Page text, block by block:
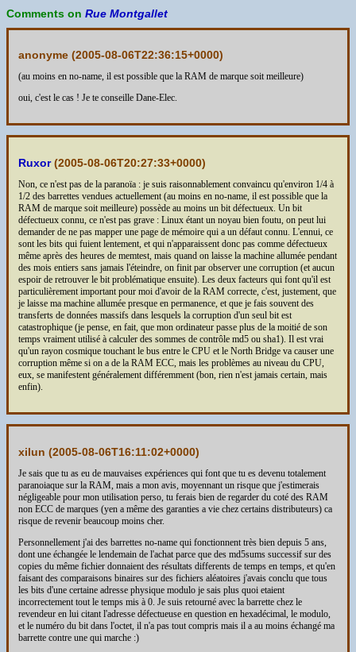
Comments on Rue Montgallet
anonyme (2005-08-06T22:36:15+0000)
(au moins en no-name, il est possible que la RAM de marque soit meilleure)
oui, c'est le cas ! Je te conseille Dane-Elec.
Ruxor(2005-08-06T20:27:33+0000)
Non, ce n'est pas de la paranoïa : je suis raisonnablement convaincu qu'environ 1/4 à
1/2 des barrettes vendues actuellement (au moins en no-name, il est possible que la
RAM de marque soit meilleure) possède au moins un bit défectueux. Un bit
défectueux connu, ce n'est pas grave : Linux étant un noyau bien foutu, on peut lui
demander de ne pas mapper une page de mémoire qui a un défaut connu. L'ennui, ce
sont les bits qui fuient lentement, et qui n'apparaissent donc pas comme défectueux
même après des heures de memtest, mais quand on laisse la machine allumée pendant
des mois entiers sans jamais l'éteindre, on finit par observer une corruption (et aucun
espoir de retrouver le bit problématique ensuite). Les deux facteurs qui font qu'il est
particulièrement important pour moi d'avoir de la RAM correcte, c'est, justement, que
je laisse ma machine allumée presque en permanence, et que je fais souvent des
transferts de données massifs dans lesquels la corruption d'un seul bit est
catastrophique (je pense, en fait, que mon ordinateur passe plus de la moitié de son
temps vraiment utilisé à calculer des sommes de contrôle md5 ou sha1). Il est vrai
qu'un rayon cosmique touchant le bus entre le CPU et le North Bridge va causer une
corruption même si on a de la RAM ECC, mais les problèmes au niveau du CPU,
eux, se manifestent généralement différemment (bon, rien n'est jamais certain, mais
enfin).
xilun (2005-08-06T16:11:02+0000)
Je sais que tu as eu de mauvaises expériences qui font que tu es devenu totalement
paranoiaque sur la RAM, mais a mon avis, moyennant un risque que j'estimerais
négligeable pour mon utilisation perso, tu ferais bien de regarder du coté des RAM
non ECC de marques (yen a même des garanties a vie chez certains distributeurs) ca
risque de revenir beaucoup moins cher.
Personnellement j'ai des barrettes no-name qui fonctionnent très bien depuis 5 ans,
dont une échangée le lendemain de l'achat parce que des md5sums successif sur des
copies du même fichier donnaient des résultats differents de temps en temps, et qu'en
faisant des comparaisons binaires sur des fichiers aléatoires j'avais conclu que tous
les bits d'une certaine adresse physique modulo je sais plus quoi etaient
incorrectement tout le temps mis à 0. Je suis retourné avec la barrette chez le
revendeur en lui citant l'adresse défectueuse en question en hexadécimal, le modulo,
et le numéro du bit dans l'octet, il n'a pas tout compris mais il a au moins échangé ma
barrette contre une qui marche :)